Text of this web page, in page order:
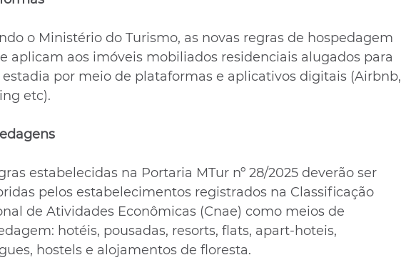
o Ministério do Turismo, as novas regras de hospedagem
aplicam aos imóveis mobiliados residenciais alugados para
por meio de plataformas e aplicativos digitais (Airbnb,
etc).
estabelecidas na Portaria MTur nº 28/2025 deverão ser
pelos estabelecimentos registrados na Classificação
de Atividades Econômicas (Cnae) como meios de
hotéis, pousadas, resorts, flats, apart-hoteis,
hostels e alojamentos de floresta.